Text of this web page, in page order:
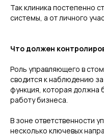
Так клиника постепенно
системы, а от личного
Что должен
Роль управляющего в
сводится к наблюдению
функция, которая должна
работу бизнеса.
В зоне ответственности
несколько ключевых